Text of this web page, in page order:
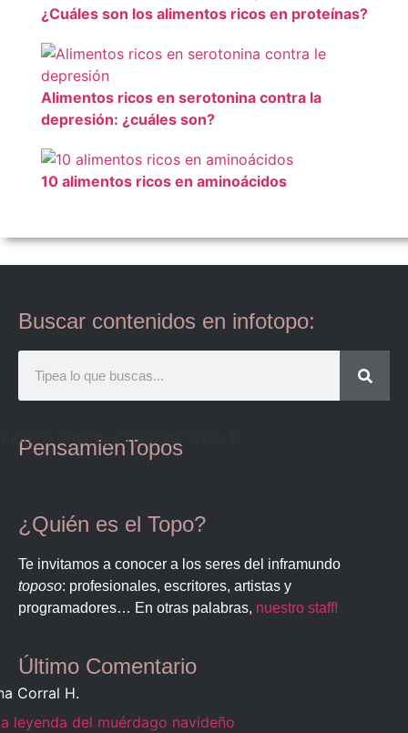
¿Cuáles son los alimentos ricos en proteínas?
Alimentos ricos en serotonina contra la
depresión: ¿cuáles son?
10 alimentos ricos en aminoácidos
Buscar contenidos en infotopo:
PensamienTopos
orderby="random" limit=1]
¿Quién es el Topo?
Te invitamos a conocer a los seres del inframundo
toposo: profesionales, escritores, artistas y
programadores… En otras palabras, nuestro staff!
Último Comentario
Corral H.
leyenda del muérdago navideño